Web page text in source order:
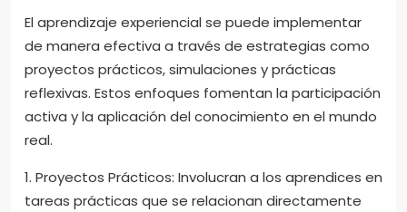
El aprendizaje experiencial se puede implementar
de manera efectiva a través de estrategias como
proyectos prácticos, simulaciones y prácticas
reflexivas. Estos enfoques fomentan la participación
activa y la aplicación del conocimiento en el mundo
real.
1. Proyectos Prácticos: Involucran a los aprendices en
tareas prácticas que se relacionan directamente